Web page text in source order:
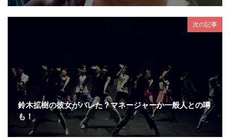
次の記事
鈴木拡樹の彼女がバレた？マネージャーか一般人との噂
も！